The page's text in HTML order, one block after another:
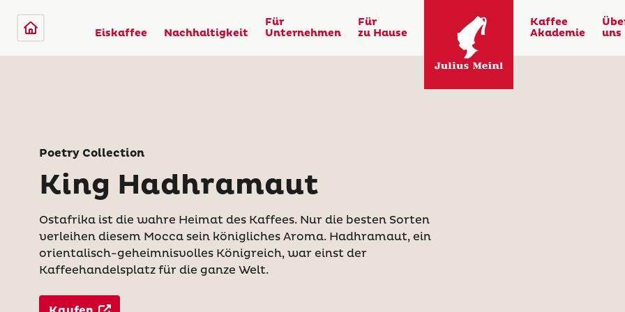
Eiskaffee Nachhaltigkeit
Für
Unternehmen
Für
zu Hause
Kaffee
Akademie
uns
Poetry Collection
King Hadhramaut
Ostafrika ist die wahre Heimat des Kaffees. Nur die besten Sorten
verleihen diesem Mocca sein königliches Aroma. Hadhramaut, ein
orientalisch-geheimnisvolles Königreich, war einst der
Kaffeehandelsplatz für die ganze Welt.